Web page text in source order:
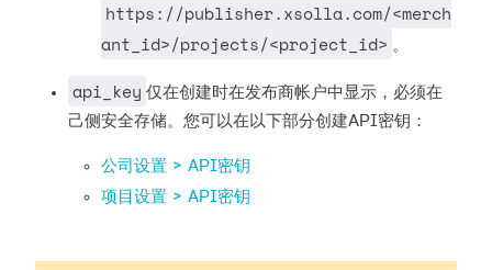
https://publisher.xsolla.com/<merch
ant_id>/projects/<project_id> 。
api_key 仅在创建时在发布商帐户中显示，必须在
己侧安全存储。您可以在以下部分创建API密钥：
公司设置 > API密钥
项目设置 > API密钥